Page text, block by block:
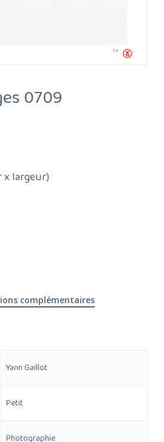
0709
x largeur)
complémentaires
Yann Gaillot
Petit
Photographie